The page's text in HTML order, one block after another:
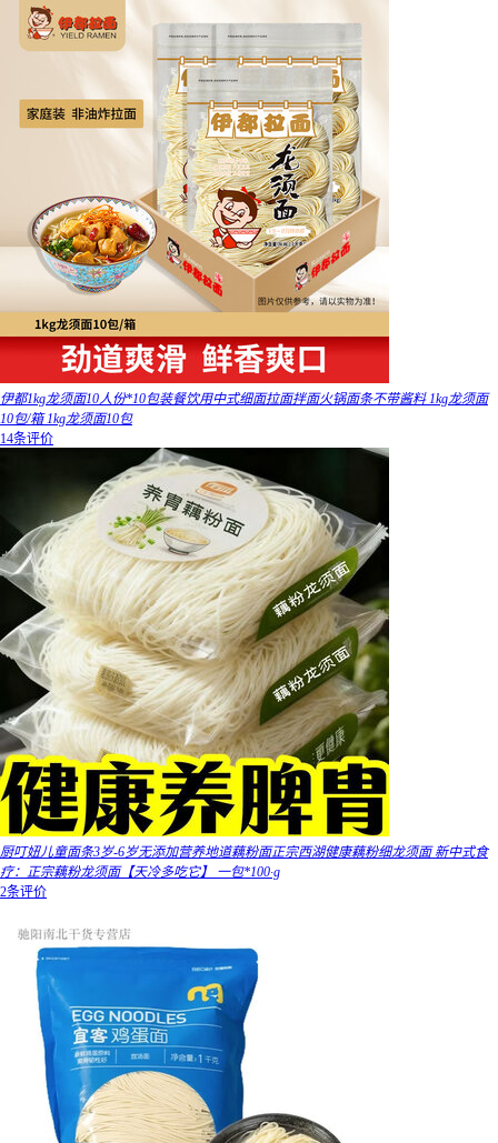
伊都1kg龙须面10人份*10包装餐饮用中式细面拉面拌面火锅面条不带酱料 1kg龙须面
10包/箱 1kg龙须面10包
14条评价
厨叮妞儿童面条3岁-6岁无添加营养地道藕粉面正宗西湖健康藕粉细龙须面 新中式食
疗：正宗藕粉龙须面【天冷多吃它】 一包*100·g
2条评价